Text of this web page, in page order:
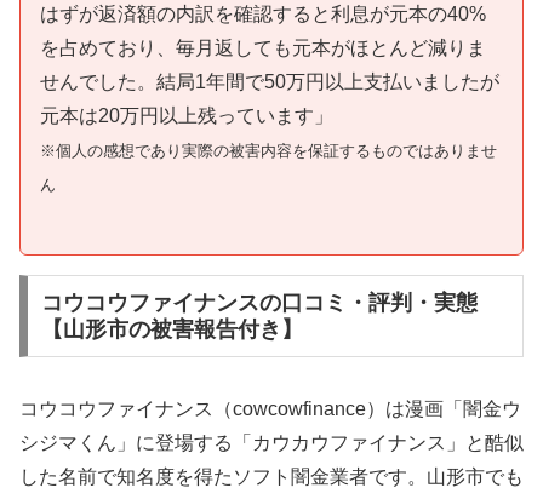
はずが返済額の内訳を確認すると利息が元本の40%
を占めており、毎月返しても元本がほとんど減りま
せんでした。結局1年間で50万円以上支払いましたが
元本は20万円以上残っています」
※個人の感想であり実際の被害内容を保証するものではありませ
ん
コウコウファイナンスの口コミ・評判・実態
【山形市の被害報告付き】
コウコウファイナンス（cowcowfinance）は漫画「闇金ウ
シジマくん」に登場する「カウカウファイナンス」と酷似
した名前で知名度を得たソフト闇金業者です。山形市でも